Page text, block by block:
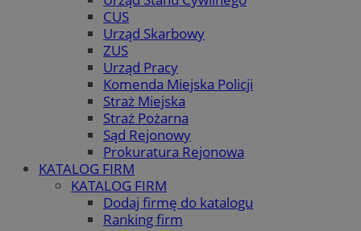
CUS
Urząd Skarbowy
ZUS
Urząd Pracy
Komenda Miejska Policji
Straż Miejska
Straż Pożarna
Sąd Rejonowy
Prokuratura Rejonowa
KATALOG FIRM
KATALOG FIRM
Dodaj firmę do katalogu
Ranking firm